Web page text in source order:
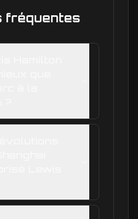
fréquentes